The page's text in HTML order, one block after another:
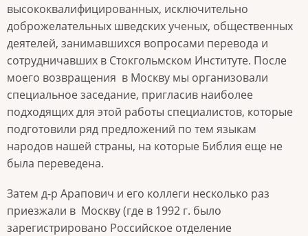
высококвалифицированных, исключительно
доброжелательных шведских ученых, общественных
деятелей, занимавшихся вопросами перевода и
сотрудничавших в Стокгольмском Институте. После
моего возвращения в Москву мы организовали
специальное заседание, пригласив наиболее
подходящих для этой работы специалистов, которые
подготовили ряд предложений по тем языкам
народов нашей страны, на которые Библия еще не
была переведена.
Затем д-р Арапович и его коллеги несколько раз
приезжали в Москву (где в 1992 г. было
зарегистрировано Российское отделение